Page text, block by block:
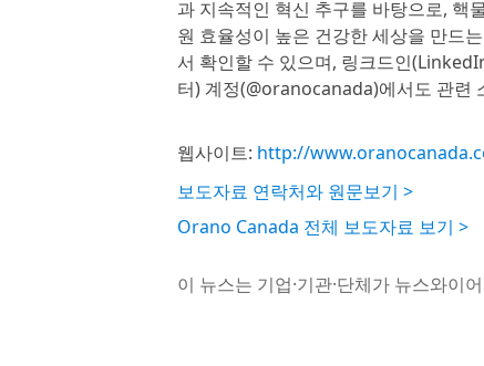
과 지속적인 혁신 추구를 바탕으로, 핵
원 효율성이 높은 건강한 세상을 만드
서 확인할 수 있으며, 링크드인
터) 계정(@oranocanada)에서도 관련
웹사이트: http://
보도자료 연락처와 원문보기 >
Orano Canada 전체 보도자료 보기 >
이 뉴스는 기업·기관·단체가 뉴스와이